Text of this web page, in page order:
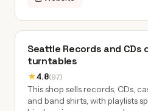
Seattle Records and CDs
turntables
★4.8(97)
This shop sells records, CDs,
and band shirts, with playlists